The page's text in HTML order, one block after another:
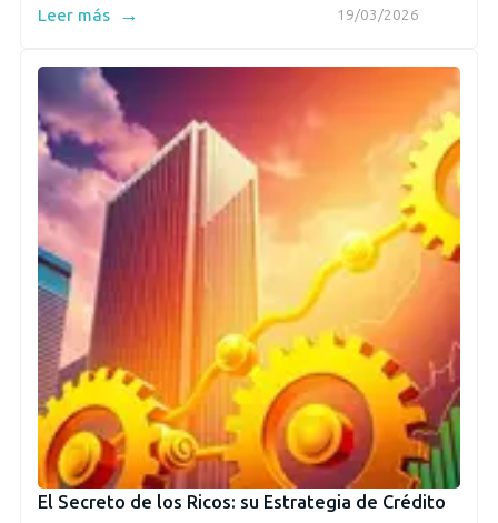
19/03/2026
Leer más →
El Secreto de los Ricos: su Estrategia de Crédito